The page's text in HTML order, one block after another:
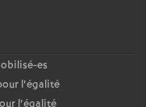
es
l’égalité